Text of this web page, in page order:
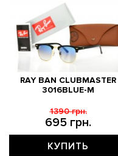
RAY BAN CLUBMASTER
3016BLUE-M
695 грн.
1390 грн.
КУПИТЬ